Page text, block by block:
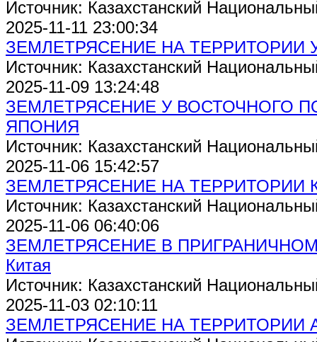
Источник: Казахстанский
2025-11-11 23:00:34
ЗЕМЛЕТРЯСЕНИЕ НА ТЕРРИТОРИИ
Источник: Казахстанский
2025-11-09 13:24:48
ЗЕМЛЕТРЯСЕНИЕ У ВОСТОЧНОГО
ЯПОНИЯ
Источник: Казахстанский
2025-11-06 15:42:57
ЗЕМЛЕТРЯСЕНИЕ НА ТЕРРИТОРИИ
Источник: Казахстанский
2025-11-06 06:40:06
ЗЕМЛЕТРЯСЕНИЕ В
Китая
Источник: Казахстанский
2025-11-03 02:10:11
ЗЕМЛЕТРЯСЕНИЕ НА ТЕРРИТОРИИ